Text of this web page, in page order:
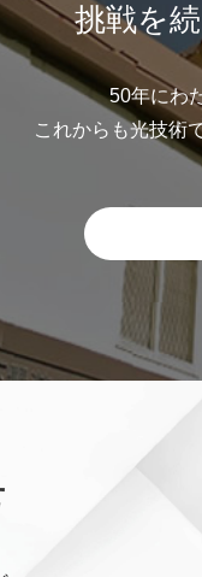
挑戦を
50年にわ
これからも光技術